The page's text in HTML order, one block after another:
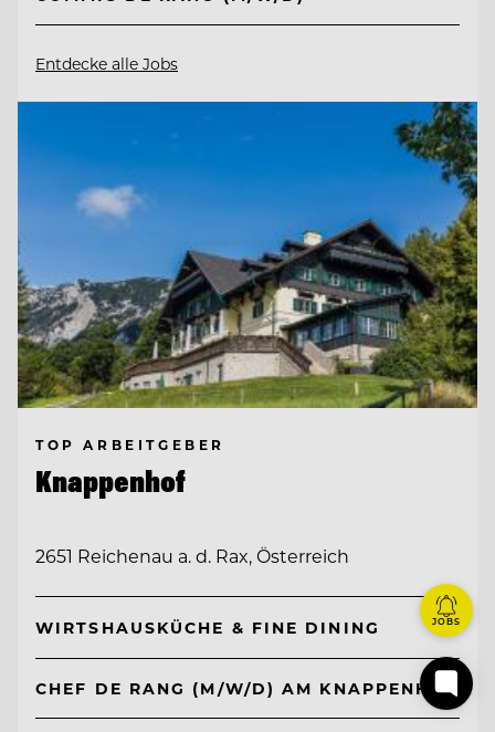
Entdecke alle Jobs
TOP ARBEITGEBER
Knappenhof
2651 Reichenau a. d. Rax, Österreich
WIRTSHAUSKÜCHE & FINE DINING
CHEF DE RANG (M/W/D) AM KNAPPENHOF
JOBS